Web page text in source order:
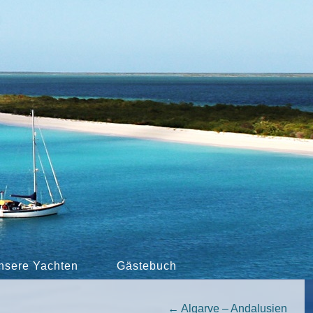
Yachten Gästebuch
← Algarve – Andalusien